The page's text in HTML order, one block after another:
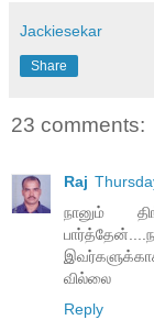
Jackiesekar
Share
23 comments:
Raj
நானும்
வில்லை
Reply